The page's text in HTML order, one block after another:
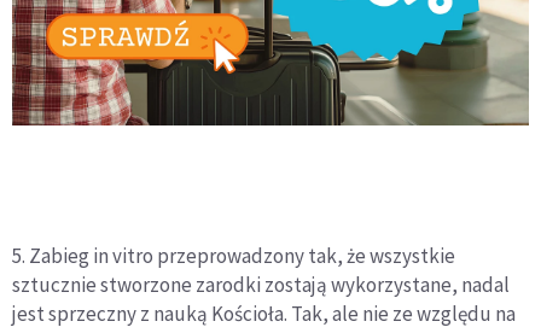
5. Zabieg in vitro przeprowadzony tak, że wszystkie
sztucznie stworzone zarodki zostają wykorzystane, nadal
jest sprzeczny z nauką Kościoła. Tak, ale nie ze względu na